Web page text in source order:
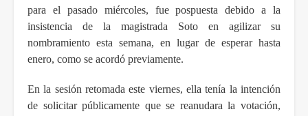
para el pasado miércoles, fue pospuesta debido a la
insistencia de la magistrada Soto en agilizar su
nombramiento esta semana, en lugar de esperar hasta
enero, como se acordó previamente.
En la sesión retomada este viernes, ella tenía la intención
de solicitar públicamente que se reanudara la votación,